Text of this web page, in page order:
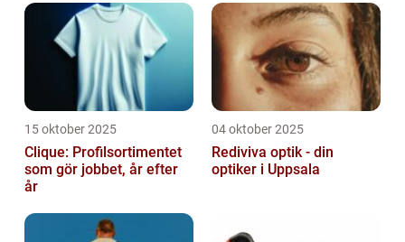
15 oktober 2025
Clique: Profilsortimentet
som gör jobbet, år efter
år
04 oktober 2025
Rediviva optik - din
optiker i Uppsala